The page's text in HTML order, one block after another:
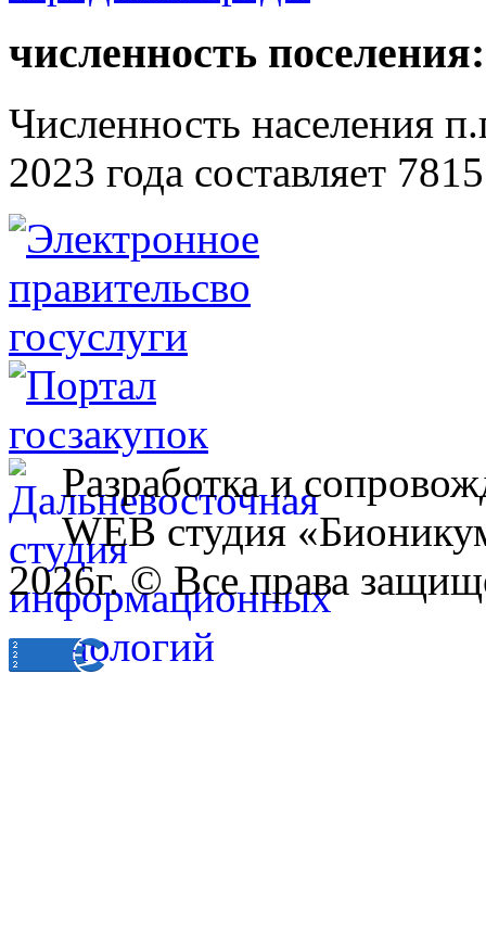
численность поселения:
Численность населения
2023 года составляет
Разработка и
WEB студия
2026г. © Все права